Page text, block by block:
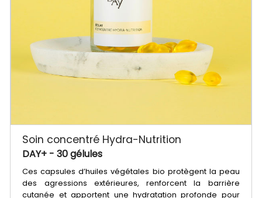
Soin concentré Hydra-Nutrition
DAY+ - 30 gélules
Ces capsules d’huiles végétales bio protègent la peau
des agressions extérieures, renforcent la barrière
cutanée et apportent une hydratation profonde pour